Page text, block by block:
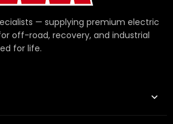
— supplying premium electric
off-road, recovery, and industrial
for life.